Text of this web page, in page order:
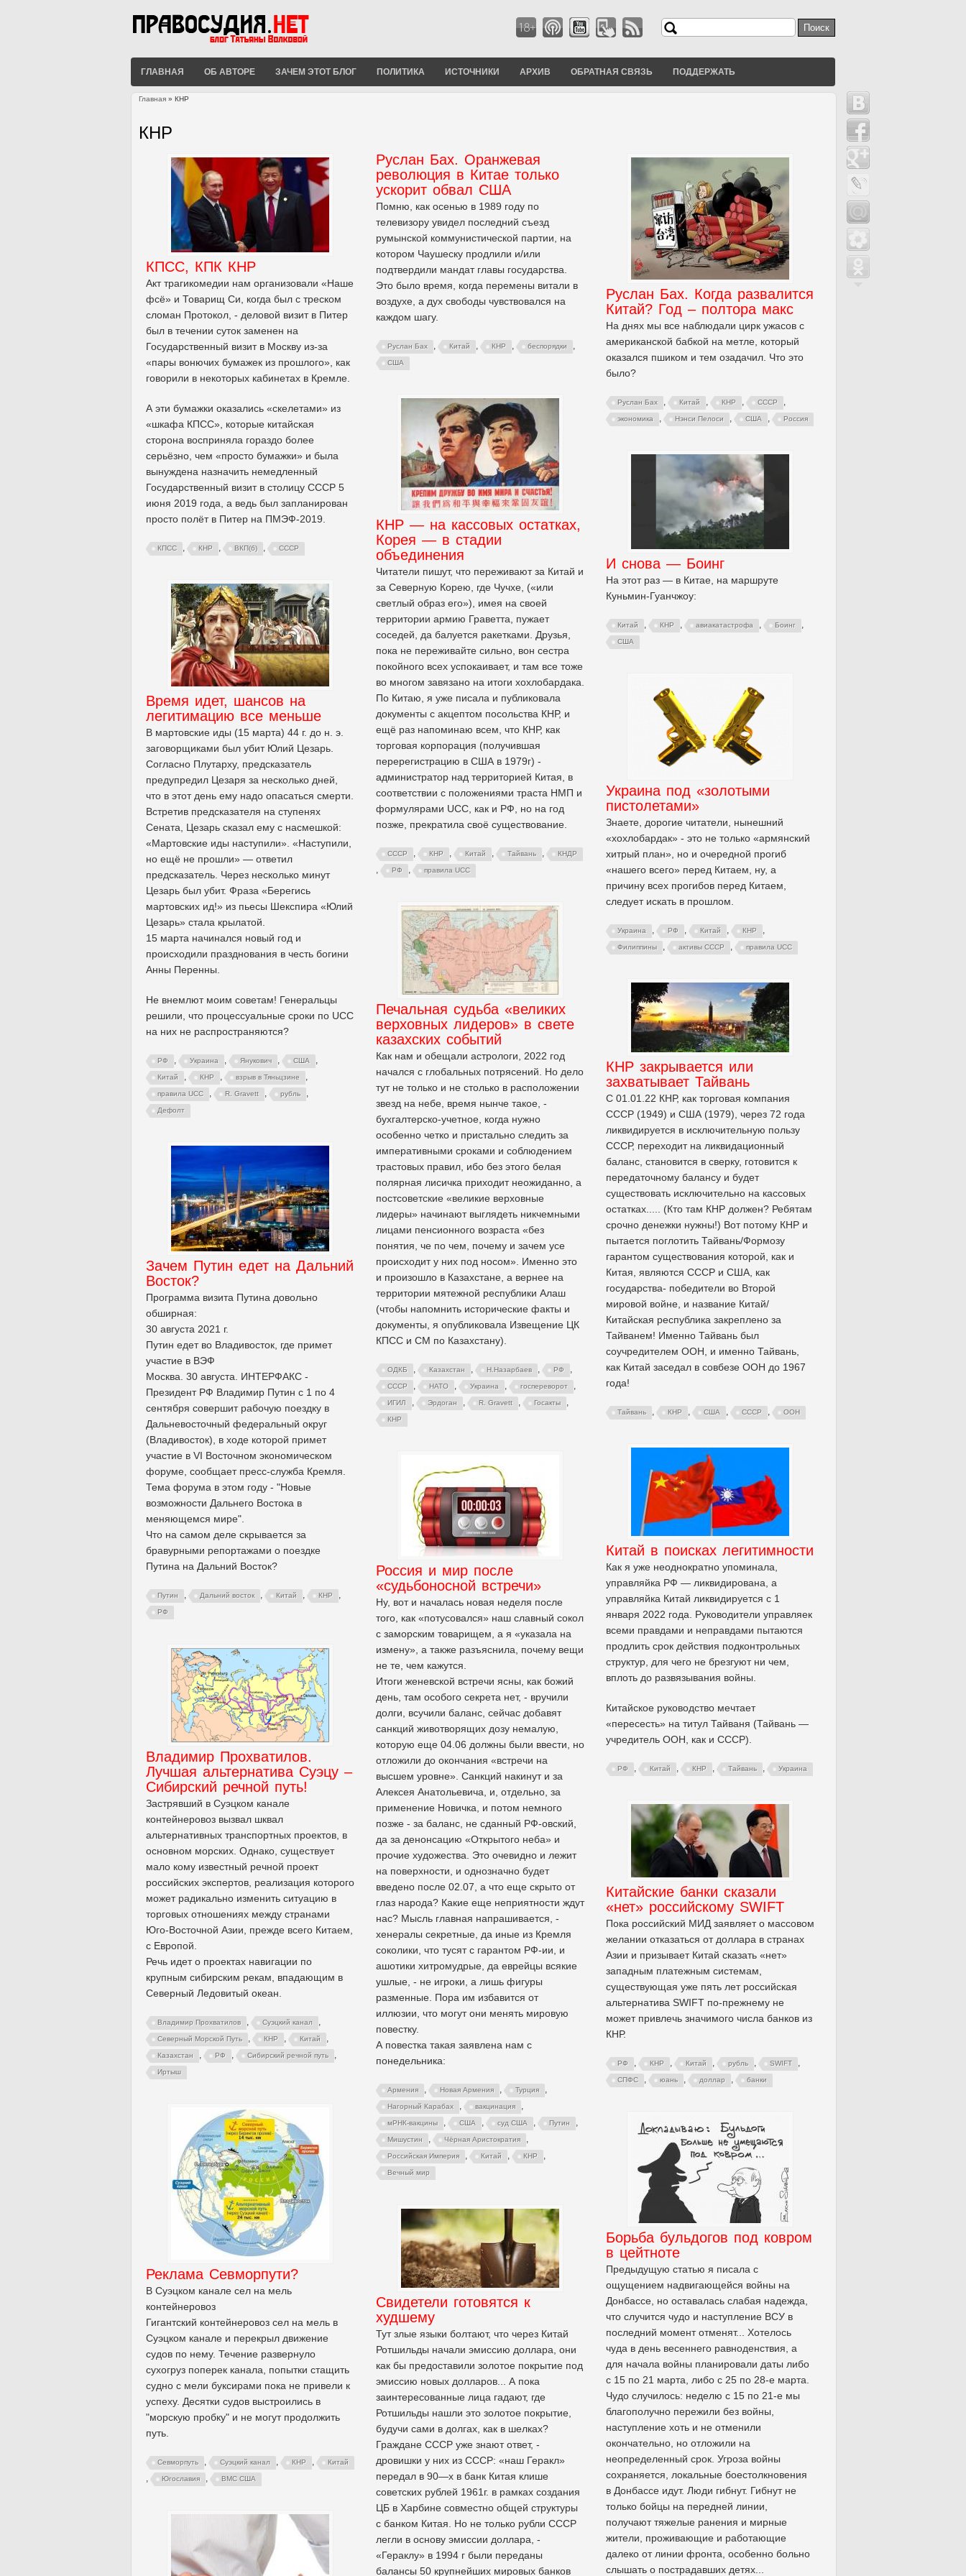
Форма поиска
Поиск
ГЛАВНАЯ ОБ АВТОРЕ ЗАЧЕМ ЭТОТ БЛОГ ПОЛИТИКА ИСТОЧНИКИ АРХИВ ОБРАТНАЯ СВЯЗЬ ПОДДЕРЖАТЬ
Главная » КНР
КНР
КПСС, КПК КНР
Акт трагикомедии нам организовали «Наше
фсё» и Товарищ Си, когда был с треском
сломан Протокол, - деловой визит в Питер
был в течении суток заменен на
Государственный визит в Москву из-за
«пары вонючих бумажек из прошлого», как
говорили в некоторых кабинетах в Кремле.
А эти бумажки оказались «скелетами» из
«шкафа КПСС», которые китайская
сторона восприняла гораздо более
серьёзно, чем «просто бумажки» и была
вынуждена назначить немедленный
Государственный визит в столицу СССР 5
июня 2019 года, а ведь был запланирован
просто полёт в Питер на ПМЭФ-2019.
КПСС , КНР , ВКП(б) , СССР
Руслан Бах. Оранжевая
революция в Китае только
ускорит обвал США
Помню, как осенью в 1989 году по
телевизору увидел последний съезд
румынской коммунистической партии, на
котором Чаушеску продлили и/или
подтвердили мандат главы государства.
Это было время, когда перемены витали в
воздухе, а дух свободы чувствовался на
каждом шагу.
Руслан Бах , Китай , КНР , беспорядки ,
США
Руслан Бах. Когда развалится
Китай? Год – полтора макс
На днях мы все наблюдали цирк ужасов с
американской бабкой на метле, который
оказался пшиком и тем озадачил. Что это
было?
Руслан Бах , Китай , КНР , СССР ,
экономика , Нэнси Пелоси , США , Россия
КНР — на кассовых остатках,
Корея — в стадии
объединения
Читатели пишут, что переживают за Китай и
за Северную Корею, где Чучхе, («или
светлый образ его»), имея на своей
территории армию Граветта, пужает
соседей, да балуется ракетками. Друзья,
пока не переживайте сильно, вон сестра
покойного всех успокаивает, и там все тоже
во многом завязано на итоги хохлобардака.
По Китаю, я уже писала и публиковала
документы с акцептом посольства КНР, и
ещё раз напоминаю всем, что КНР, как
торговая корпорация (получившая
перерегистрацию в США в 1979г) -
администратор над территорией Китая, в
соответствии с положениями траста НМП и
формулярами UCC, как и РФ, но на год
позже, прекратила своё существование.
СССР , КНР , Китай , Тайвань , КНДР
, РФ , правила UCC
И снова — Боинг
На этот раз — в Китае, на маршруте
Куньмин-Гуанчжоу:
Китай , КНР , авиакатастрофа , Боинг ,
США
Время идет, шансов на
легитимацию все меньше
В мартовские иды (15 марта) 44 г. до н. э.
заговорщиками был убит Юлий Цезарь.
Согласно Плутарху, предсказатель
предупредил Цезаря за несколько дней,
что в этот день ему надо опасаться смерти.
Встретив предсказателя на ступенях
Сената, Цезарь сказал ему с насмешкой:
«Мартовские иды наступили». «Наступили,
но ещё не прошли» — ответил
предсказатель. Через несколько минут
Цезарь был убит. Фраза «Берегись
мартовских ид!» из пьесы Шекспира «Юлий
Цезарь» стала крылатой.
15 марта начинался новый год и
происходили празднования в честь богини
Анны Перенны.
Не внемлют моим советам! Генеральцы
решили, что процессуальные сроки по UCC
на них не распространяются?
РФ , Украина , Янукович , США ,
Китай , КНР , взрыв в Тяньцзине ,
правила UCC , R. Gravett , рубль ,
Дефолт
Украина под «золотыми
пистолетами»
Знаете, дорогие читатели, нынешний
«хохлобардак» - это не только «армянский
хитрый план», но и очередной прогиб
«нашего всего» перед Китаем, ну, а
причину всех прогибов перед Китаем,
следует искать в прошлом.
Украина , РФ , Китай , КНР ,
Филиппины , активы СССР , правила UCC
Печальная судьба «великих
верховных лидеров» в свете
казахских событий
Как нам и обещали астрологи, 2022 год
начался с глобальных потрясений. Но дело
тут не только и не столько в расположении
звезд на небе, время нынче такое, -
бухгалтерско-учетное, когда нужно
особенно четко и пристально следить за
императивными сроками и соблюдением
трастовых правил, ибо без этого белая
полярная лисичка приходит неожиданно, а
постсоветские «великие верховные
лидеры» начинают выглядеть никчемными
лицами пенсионного возраста «без
понятия, че по чем, почему и зачем усе
происходит у них под носом». Именно это
и произошло в Казахстане, а вернее на
территории мятежной республики Алаш
(чтобы напомнить исторические факты и
документы, я опубликовала Извещение ЦК
КПСС и СМ по Казахстану).
ОДКБ , Казахстан , Н.Назарбаев , РФ ,
СССР , НАТО , Украина , госпереворот ,
ИГИЛ , Эрдоган , R. Gravett , Госакты ,
КНР
КНР закрывается или
захватывает Тайвань
С 01.01.22 КНР, как торговая компания
СССР (1949) и США (1979), через 72 года
ликвидируется в исключительную пользу
СССР, переходит на ликвидационный
баланс, становится в сверку, готовится к
передаточному балансу и будет
существовать исключительно на кассовых
остатках..... (Кто там КНР должен? Ребятам
срочно денежки нужны!) Вот потому КНР и
пытается поглотить Тайвань/Формозу
гарантом существования которой, как и
Китая, являются СССР и США, как
государства- победители во Второй
мировой войне, и название Китай/
Китайская республика закреплено за
Тайванем! Именно Тайвань был
соучредителем ООН, и именно Тайвань,
как Китай заседал в совбезе ООН до 1967
года!
Тайвань , КНР , США , СССР , ООН
Зачем Путин едет на Дальний
Восток?
Программа визита Путина довольно
обширная:
30 августа 2021 г.
Путин едет во Владивосток, где примет
участие в ВЭФ
Москва. 30 августа. ИНТЕРФАКС -
Президент РФ Владимир Путин с 1 по 4
сентября совершит рабочую поездку в
Дальневосточный федеральный округ
(Владивосток), в ходе которой примет
участие в VI Восточном экономическом
форуме, сообщает пресс-служба Кремля.
Тема форума в этом году - "Новые
возможности Дальнего Востока в
меняющемся мире".
Что на самом деле скрывается за
бравурными репортажами о поездке
Путина на Дальний Восток?
Путин , Дальний восток , Китай , КНР ,
РФ
Китай в поисках легитимности
Как я уже неоднократно упоминала,
управляйка РФ — ликвидирована, а
управляйка Китай ликвидируется с 1
января 2022 года. Руководители управляек
всеми правдами и неправдами пытаются
продлить срок действия подконтрольных
структур, для чего не брезгуют ни чем,
вплоть до развязывания войны.
Китайское руководство мечтает
«пересесть» на титул Тайваня (Тайвань —
учредитель ООН, как и СССР).
РФ , Китай , КНР , Тайвань , Украина
Россия и мир после
«судьбоносной встречи»
Ну, вот и началась новая неделя после
того, как «потусовался» наш славный сокол
с заморским товарищем, а я «указала на
измену», а также разъяснила, почему вещи
не те, чем кажутся.
Итоги женевской встречи ясны, как божий
день, там особого секрета нет, - вручили
долги, всучили баланс, сейчас добавят
санкций животворящих дозу немалую,
которую еще 04.06 должны были ввести, но
отложили до окончания «встречи на
высшем уровне». Санкций накинут и за
Алексея Анатольевича, и, отдельно, за
применение Новичка, и потом немного
позже - за баланс, не сданный РФ-овский,
да за денонсацию «Открытого неба» и
прочие художества. Это очевидно и лежит
на поверхности, и однозначно будет
введено после 02.07, а что еще скрыто от
глаз народа? Какие еще неприятности ждут
нас? Мысль главная напрашивается, -
хенералы секретные, да иные из Кремля
соколики, что тусят с гарантом РФ-ии, и
ашотики хитромудрые, да еврейцы всякие
ушлые, - не игроки, а лишь фигуры
разменные. Пора им избавится от
иллюзии, что могут они менять мировую
повестку.
А повестка такая заявлена нам с
понедельника:
Армения , Новая Армения , Турция ,
Нагорный Карабах , вакцинация ,
мРНК-вакцины , США , суд США , Путин ,
Мишустин , Чёрная Аристократия ,
Российская Империя , Китай , КНР ,
Вечный мир
Владимир Прохватилов.
Лучшая альтернатива Суэцу –
Сибирский речной путь!
Застрявший в Суэцком канале
контейнеровоз вызвал шквал
альтернативных транспортных проектов, в
основном морских. Однако, существует
мало кому известный речной проект
российских экспертов, реализация которого
может радикально изменить ситуацию в
торговых отношениях между странами
Юго-Восточной Азии, прежде всего Китаем,
с Европой.
Речь идет о проектах навигации по
крупным сибирским рекам, впадающим в
Северный Ледовитый океан.
Владимир Прохватилов , Суэцкий канал ,
Северный Морской Путь , КНР , Китай ,
Казахстан , РФ , Сибирский речной путь ,
Иртыш
Китайские банки сказали
«нет» российскому SWIFT
Пока российский МИД заявляет о массовом
желании отказаться от доллара в странах
Азии и призывает Китай сказать «нет»
западным платежным системам,
существующая уже пять лет российская
альтернатива SWIFT по-прежнему не
может привлечь значимого числа банков из
КНР.
РФ , КНР , Китай , рубль , SWIFT ,
СПФС , юань , доллар , банки
Реклама Севморпути?
В Суэцком канале сел на мель
контейнеровоз
Гигантский контейнеровоз сел на мель в
Суэцком канале и перекрыл движение
судов по нему. Течение развернуло
сухогруз поперек канала, попытки стащить
судно с мели буксирами пока не привели к
успеху. Десятки судов выстроились в
"морскую пробку" и не могут продолжить
путь.
Севморпуть , Суэцкий канал , КНР , Китай
, Югославия , ВМС США
Борьба бульдогов под ковром
в цейтноте
Предыдущую статью я писала с
ощущением надвигающейся войны на
Донбассе, но оставалась слабая надежда,
что случится чудо и наступление ВСУ в
последний момент отменят... Хотелось
чуда в день весеннего равноденствия, а
для начала войны планировали даты либо
с 15 по 21 марта, либо с 25 по 28-е марта.
Чудо случилось: неделю с 15 по 21-е мы
благополучно пережили без войны,
наступление хоть и не отменили
окончательно, но отложили на
неопределенный срок. Угроза войны
сохраняется, локальные боестолкновения
в Донбассе идут. Люди гибнут. Гибнут не
только бойцы на передней линии,
получают тяжелые ранения и мирные
жители, проживающие и работающие
далеко от линии фронта, особенно больно
слышать о пострадавших детях...
Свидетели готовятся к
худшему
Тут злые языки болтают, что через Китай
Ротшильды начали эмиссию доллара, они
как бы предоставили золотое покрытие под
эмиссию новых долларов... А пока
заинтересованные лица гадают, где
Ротшильды нашли это золотое покрытие,
будучи сами в долгах, как в шелках?
Граждане СССР уже знают ответ, -
дровишки у них из СССР: «наш Геракл»
передал в 90—х в банк Китая клише
советских рублей 1961г. в рамках создания
ЦБ в Харбине совместно общей структуры
с банком Китая. Но не только рубли СССР
легли в основу эмиссии доллара, -
«Гераклу» в 1994 г были переданы
балансы 50 крупнейших мировых банков